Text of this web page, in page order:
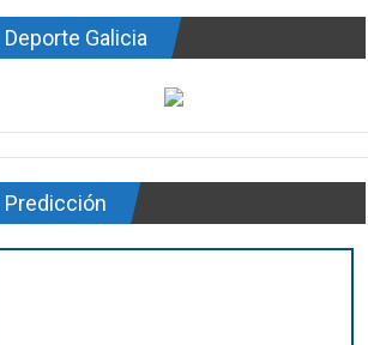
Deporte Galicia
Predicción